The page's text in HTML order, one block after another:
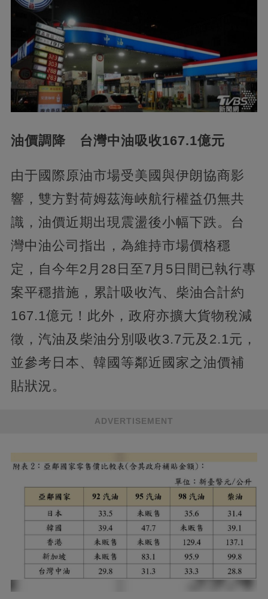
油價調降 台灣中油吸收167.1億元
由于國際原油市場受美國與伊朗協商影
響，雙方對荷姆茲海峽航行權益仍無共
識，油價近期出現震盪後小幅下跌。台
灣中油公司指出，為維持市場價格穩
定，自今年2月28日至7月5日間已執行專
案平穩措施，累計吸收汽、柴油合計約
167.1億元！此外，政府亦擴大貨物稅減
徵，汽油及柴油分別吸收3.7元及2.1元，
並參考日本、韓國等鄰近國家之油價補
貼狀況。
ADVERTISEMENT